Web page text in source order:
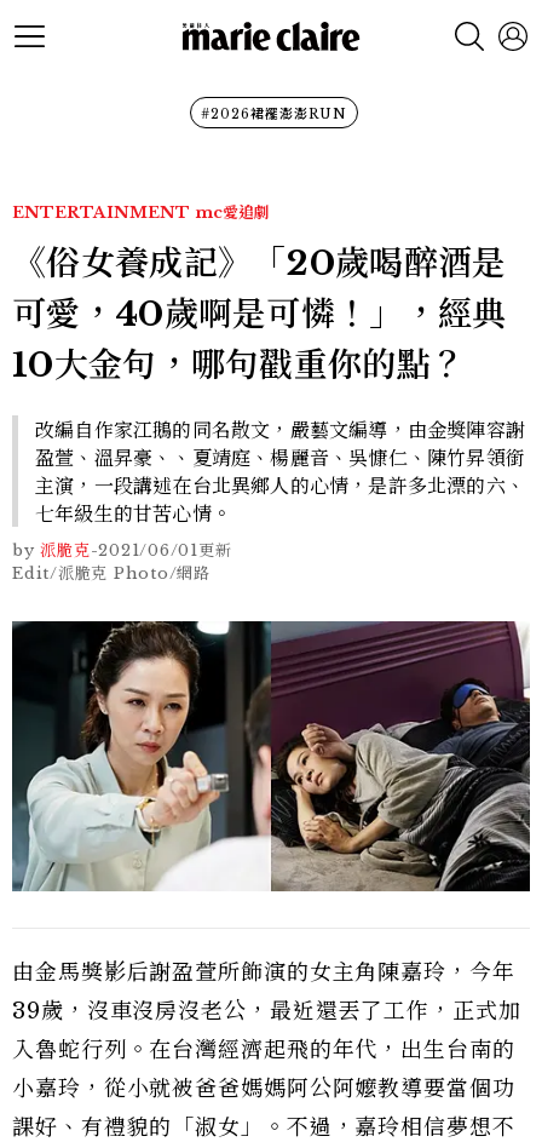
#2026裙襬澎澎RUN
ENTERTAINMENT mc愛追劇
《俗女養成記》「20歲喝醉酒是
可愛，40歲啊是可憐！」，經典
10大金句，哪句戳重你的點？
改編自作家江鵝的同名散文，嚴藝文編導，由金獎陣容謝
盈萱、溫昇豪、、夏靖庭、楊麗音、吳慷仁、陳竹昇領銜
主演，一段講述在台北異鄉人的心情，是許多北漂的六、
七年級生的甘苦心情。
by 派脆克-2021/06/01更新
Edit/派脆克 Photo/網路
由金馬獎影后謝盈萱所飾演的女主角陳嘉玲，今年
39歲，沒車沒房沒老公，最近還丟了工作，正式加
入魯蛇行列。在台灣經濟起飛的年代，出生台南的
小嘉玲，從小就被爸爸媽媽阿公阿嬤教導要當個功
課好、有禮貌的「淑女」。不過，嘉玲相信夢想不